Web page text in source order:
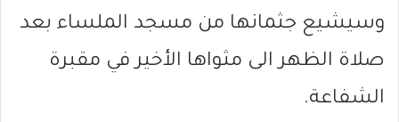
وسيشيع جثمانها من مسجد الملساء بعد
صلاة الظهر الى مثواها الأخير في مقبرة
الشفاعة.